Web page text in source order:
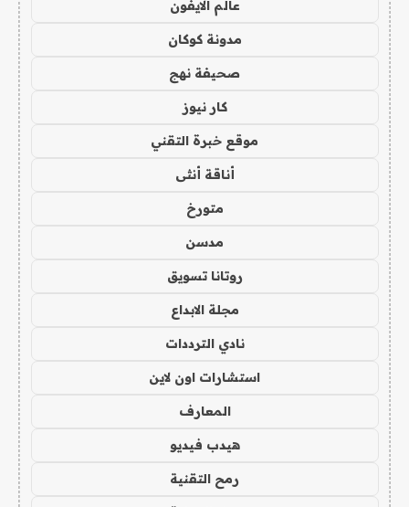
عالم الايفون
مدونة كوكان
صحيفة نهج
كار نيوز
موقع خبرة التقني
أناقة أنثى
متورخ
مدسن
روتانا تسويق
مجلة الابداع
نادي الترددات
استشارات اون لاين
المعارف
هيدب فيديو
رمح التقنية